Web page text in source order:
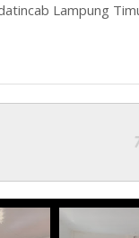
Lampung